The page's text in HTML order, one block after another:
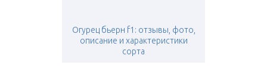
Огурец бьерн f1: отзывы, фото,
описание и характеристики
сорта